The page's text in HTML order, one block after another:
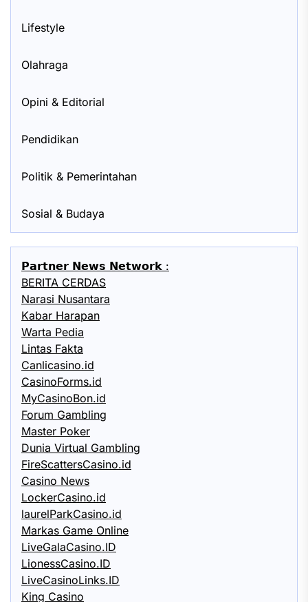
Lifestyle
Olahraga
Opini & Editorial
Pendidikan
Politik & Pemerintahan
Sosial & Budaya
𝗣𝗮𝗿𝘁𝗻𝗲𝗿 𝗡𝗲𝘄𝘀 𝗡𝗲𝘁𝘄𝗼𝗿𝗸 :
BERITA CERDAS
Narasi Nusantara
Kabar Harapan
Warta Pedia
Lintas Fakta
Canlicasino.id
CasinoForms.id
MyCasinoBon.id
Forum Gambling
Master Poker
Dunia Virtual Gambling
FireScattersCasino.id
Casino News
LockerCasino.id
laurelParkCasino.id
Markas Game Online
LiveGalaCasino.ID
LionessCasino.ID
LiveCasinoLinks.ID
King Casino